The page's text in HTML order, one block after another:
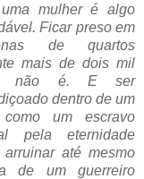
mulher é algo
Ficar preso em
de quartos
mais de dois mil
não é. E ser
dentro de um
um escravo
pela eternidade
arruinar até mesmo
de um guerreiro